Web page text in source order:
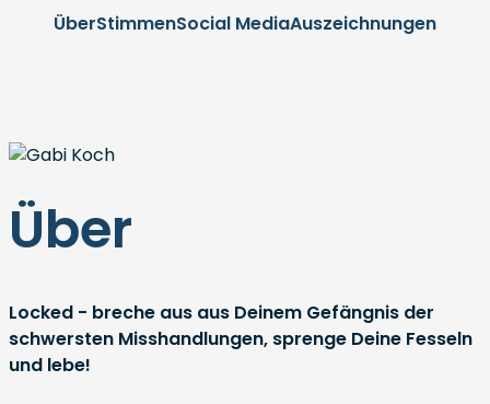
ÜberStimmenSocial MediaAuszeichnungen
Über
Locked - breche aus aus Deinem Gefängnis der
schwersten Misshandlungen, sprenge Deine Fesseln
und lebe!